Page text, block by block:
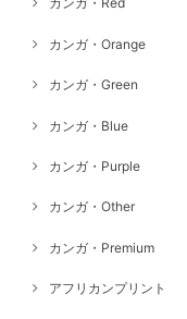
カンガ・Orange
カンガ・Green
カンガ・Blue
カンガ・Purple
カンガ・Other
カンガ・Premium
アフリカンプリント